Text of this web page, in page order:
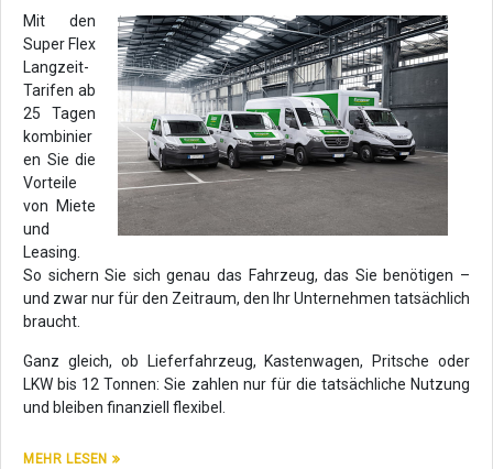
Mit den
Super Flex
Langzeit-
Tarifen ab
25 Tagen
kombinier
en Sie die
Vorteile
von Miete
und
Leasing.
So sichern Sie sich genau das Fahrzeug, das Sie benötigen –
und zwar nur für den Zeitraum, den Ihr Unternehmen tatsächlich
braucht.
Ganz gleich, ob Lieferfahrzeug, Kastenwagen, Pritsche oder
LKW bis 12 Tonnen: Sie zahlen nur für die tatsächliche Nutzung
und bleiben finanziell flexibel.
MEHR LESEN